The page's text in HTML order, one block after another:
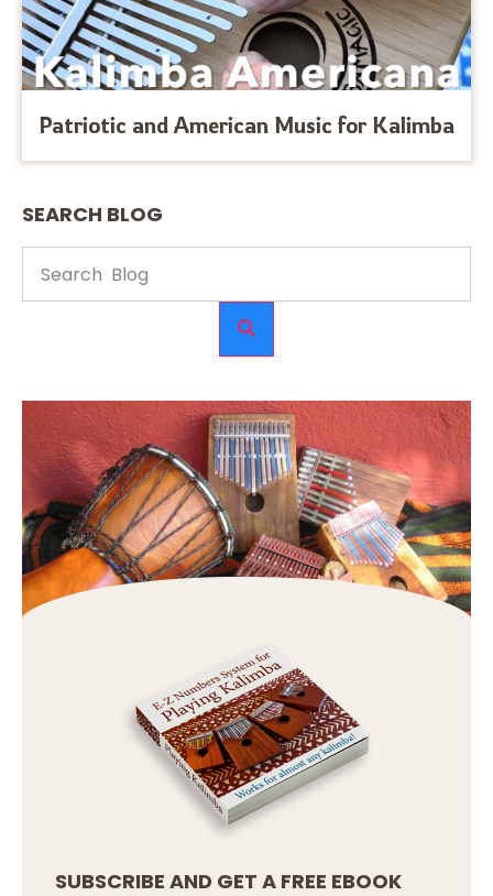
Patriotic and American Music for Kalimba
SEARCH BLOG
SUBSCRIBE AND GET A FREE EBOOK